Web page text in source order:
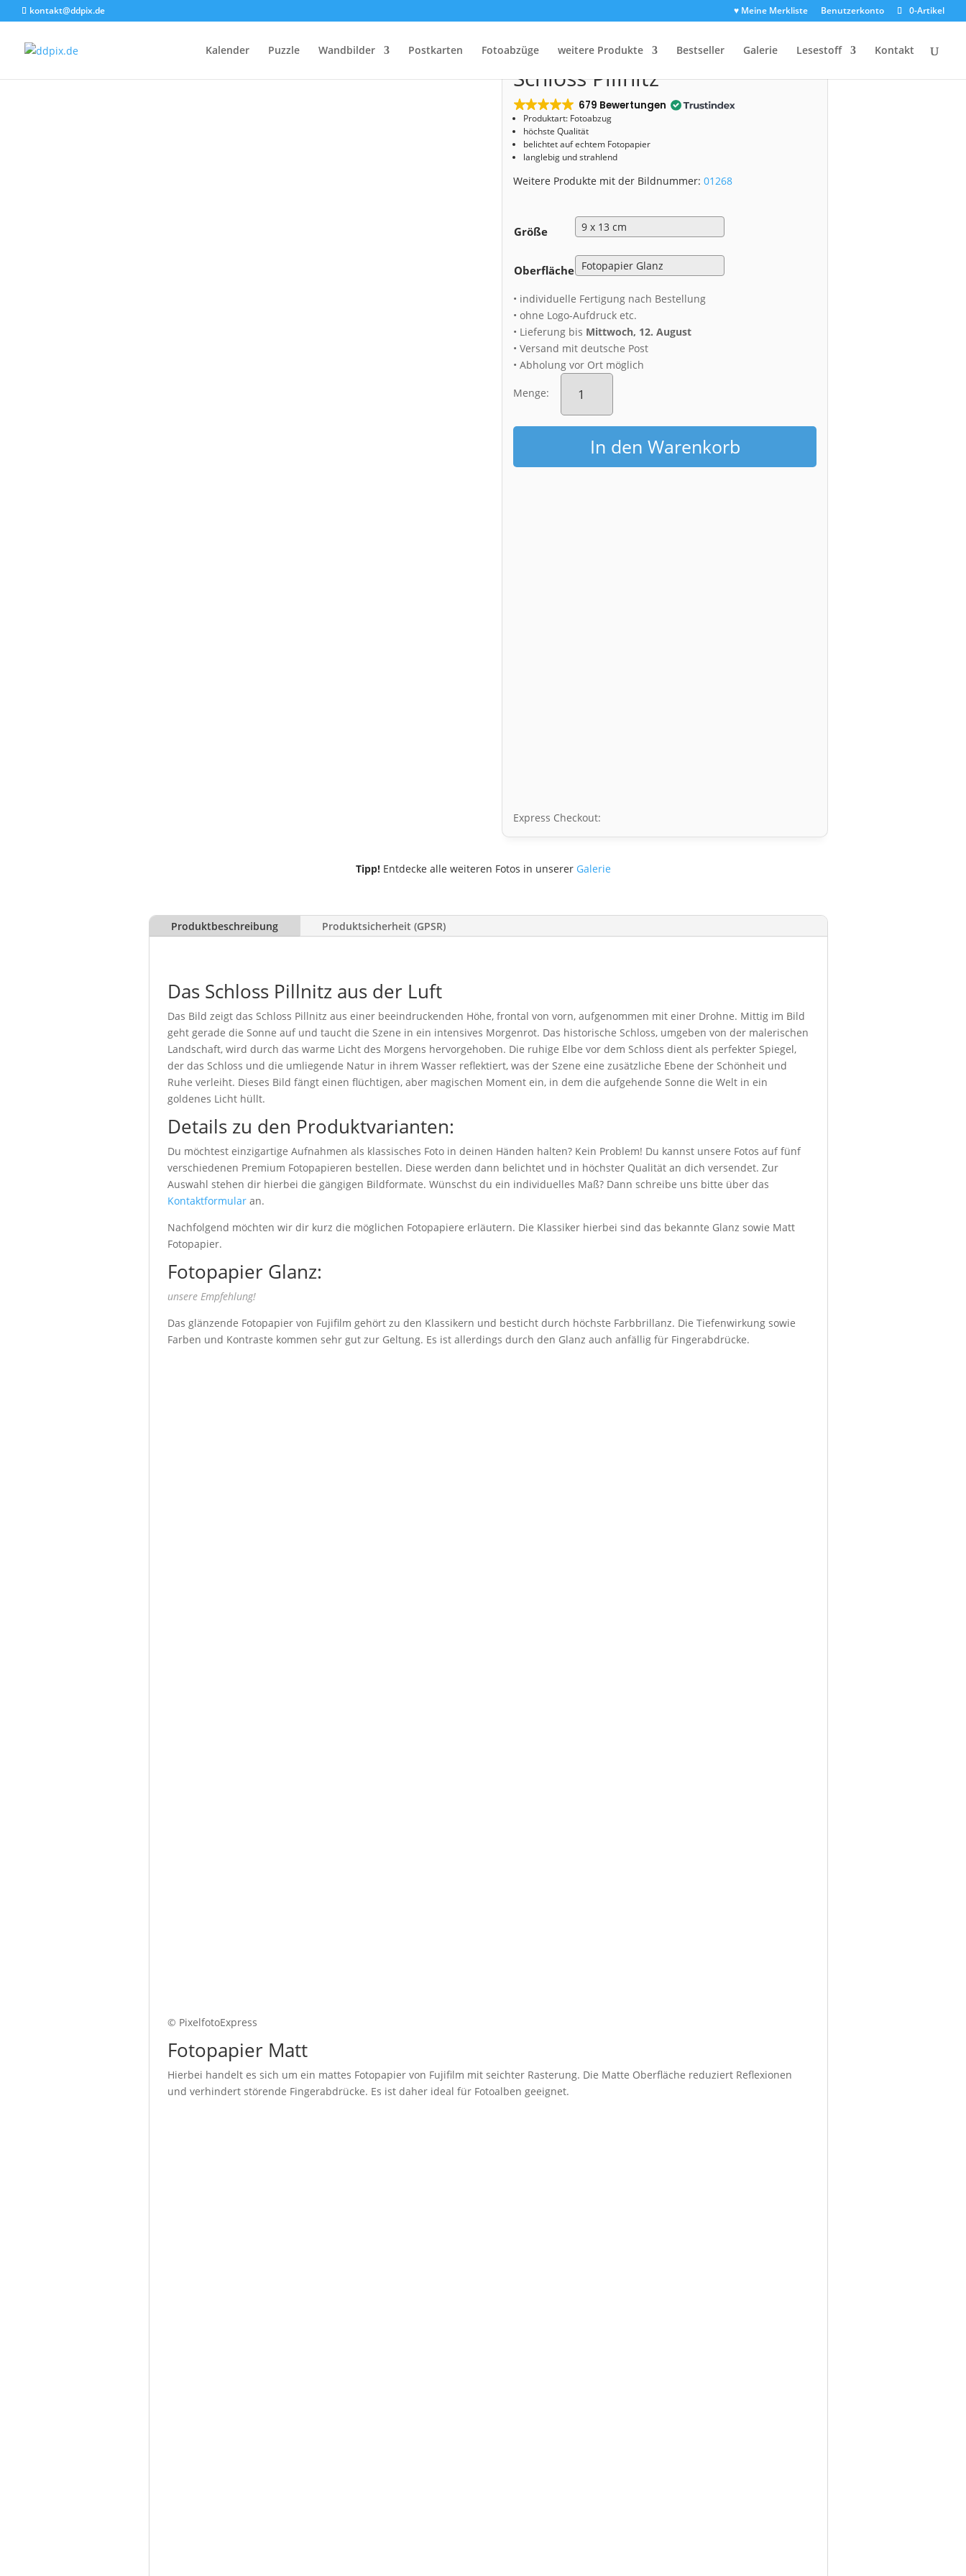
kontakt@ddpix.de ♥ Meine Merkliste Benutzerkonto 0-Artikel
Kalender Puzzle Wandbilder Postkarten Fotoabzüge weitere Produkte Bestseller Galerie Lesestoff Kontakt
Start/Shop/Fotoabzug/ Fotoabzug (01268) Schloss Pillnitz
Fotoabzug (01268)
Schloss Pillnitz
679 Bewertungen
Produktart: Fotoabzug
höchste Qualität
belichtet auf echtem Fotopapier
langlebig und strahlend
Weitere Produkte mit der Bildnummer:01268
Größe
Oberfläche
• individuelle Fertigung nach Bestellung
• ohne Logo-Aufdruck etc.
• Lieferung bis Mittwoch, 12. August
• Versand mit deutsche Post
• Abholung vor Ort möglich
Menge:
Fotoabzug
(01268)
Pillnitz
Menge
In den Warenkorb
Express Checkout:
Tipp!Entdecke alle weiteren Fotos in unserer Galerie
Produktbeschreibung Produktsicherheit (GPSR)
Das Schloss Pillnitz aus der Luft
Das Bild zeigt das Schloss Pillnitz aus einer beeindruckenden Höhe, frontal von vorn, aufgenommen mit einer Drohne. Mittig im Bild
geht gerade die Sonne auf und taucht die Szene in ein intensives Morgenrot. Das historische Schloss, umgeben von der malerischen
Landschaft, wird durch das warme Licht des Morgens hervorgehoben. Die ruhige Elbe vor dem Schloss dient als perfekter Spiegel,
der das Schloss und die umliegende Natur in ihrem Wasser reflektiert, was der Szene eine zusätzliche Ebene der Schönheit und
Ruhe verleiht. Dieses Bild fängt einen flüchtigen, aber magischen Moment ein, in dem die aufgehende Sonne die Welt in ein
goldenes Licht hüllt.
Details zu den Produktvarianten:
Du möchtest einzigartige Aufnahmen als klassisches Foto in deinen Händen halten? Kein Problem! Du kannst unsere Fotos auf fünf
verschiedenen Premium Fotopapieren bestellen. Diese werden dann belichtet und in höchster Qualität an dich versendet. Zur
Auswahl stehen dir hierbei die gängigen Bildformate. Wünschst du ein individuelles Maß? Dann schreibe uns bitte über das
Kontaktformular an.
Nachfolgend möchten wir dir kurz die möglichen Fotopapiere erläutern. Die Klassiker hierbei sind das bekannte Glanz sowie Matt
Fotopapier.
Fotopapier Glanz:
unsere Empfehlung!
Das glänzende Fotopapier von Fujifilm gehört zu den Klassikern und besticht durch höchste Farbbrillanz. Die Tiefenwirkung sowie
Farben und Kontraste kommen sehr gut zur Geltung. Es ist allerdings durch den Glanz auch anfällig für Fingerabdrücke.
© PixelfotoExpress
Fotopapier Matt
Hierbei handelt es sich um ein mattes Fotopapier von Fujifilm mit seichter Rasterung. Die Matte Oberfläche reduziert Reflexionen
und verhindert störende Fingerabdrücke. Es ist daher ideal für Fotoalben geeignet.